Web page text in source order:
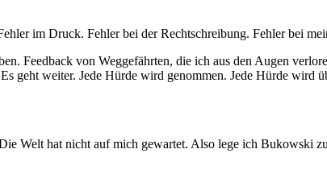
im Druck. Fehler bei der Rechtschreibung. Fehler bei
Feedback von Weggefährten, die ich aus den Augen
geht weiter. Jede Hürde wird genommen. Jede Hürde wird
Welt hat nicht auf mich gewartet. Also lege ich Bukowski